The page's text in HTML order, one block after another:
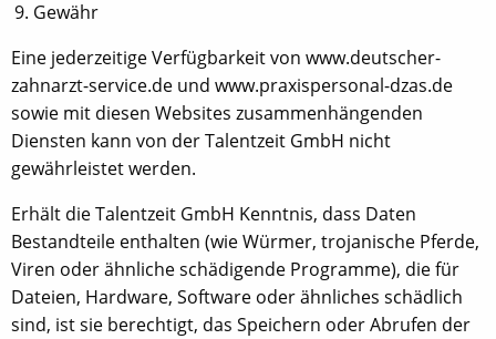
Gewähr
Eine jederzeitige Verfügbarkeit von www.deutscher-
zahnarzt-service.de und www.praxispersonal-dzas.de
sowie mit diesen Websites zusammenhängenden
Diensten kann von der Talentzeit GmbH nicht
gewährleistet werden.
Erhält die Talentzeit GmbH Kenntnis, dass Daten
Bestandteile enthalten (wie Würmer, trojanische Pferde,
Viren oder ähnliche schädigende Programme), die für
Dateien, Hardware, Software oder ähnliches schädlich
sind, ist sie berechtigt, das Speichern oder Abrufen der